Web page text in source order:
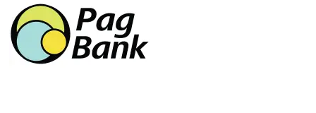
meios
de
pagamentos